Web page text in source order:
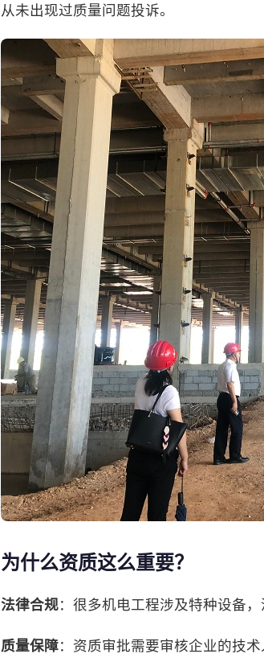
从未出现过质量问题投诉。
为什么资质这么重要？
法律合规：很多机电工程涉及特种设备
质量保障：资质审批需要审核企业的技